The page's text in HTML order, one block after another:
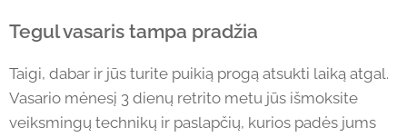
Tegul vasaris tampa pradžia
Taigi, dabar ir jūs turite puikią progą atsukti laiką atgal.
Vasario mėnesį 3 dienų retrito metu jūs išmoksite
veiksmingų technikų ir paslapčių, kurios padės jums